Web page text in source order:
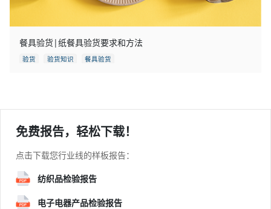
餐具验货|纸餐具验货要求和方法
验货 验货知识 餐具验货
免费报告，轻松下载！
点击下载您行业线的样板报告：
纺织品检验报告
电子电器产品检验报告